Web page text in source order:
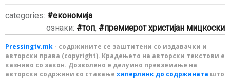
categories:
економија
ознаки:
топ, премиерот христијан мицкоски
Pressingtv.mk - содржините се заштитени со издавачки и
авторски права (copyright). Крадењето на авторски текстови е
казниво со закон. Дозволено е делумно превземање на
авторски содржини со ставање хиперлинк до содржината што